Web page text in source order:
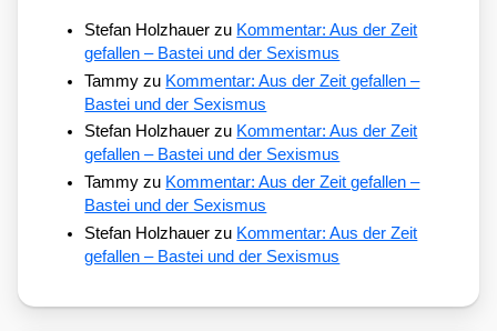
Stefan Holzhauer zu Kommentar: Aus der Zeit
gefallen – Bastei und der Sexismus
Tammy zu Kommentar: Aus der Zeit gefallen –
Bastei und der Sexismus
Stefan Holzhauer zu Kommentar: Aus der Zeit
gefallen – Bastei und der Sexismus
Tammy zu Kommentar: Aus der Zeit gefallen –
Bastei und der Sexismus
Stefan Holzhauer zu Kommentar: Aus der Zeit
gefallen – Bastei und der Sexismus